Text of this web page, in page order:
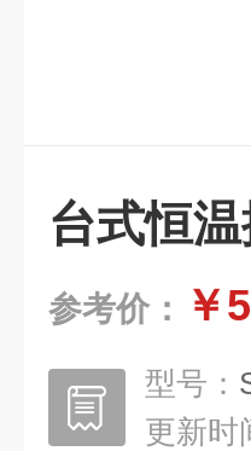
台式恒
参考价： ￥
型号：
更新时